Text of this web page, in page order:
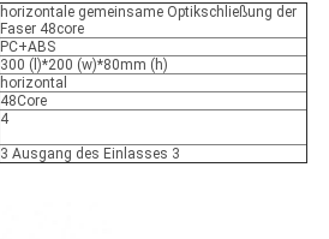
horizontale gemeinsame Optikschließung der
Faser 48core
PC+ABS
300 (l)*200 (w)*80mm (h)
horizontal
48Core
4
3 Ausgang des Einlasses 3